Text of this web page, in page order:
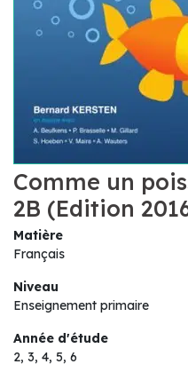
Comme un
2B (Edition
Matière
Français
Niveau
Enseignement primaire
Année d'étude
2, 3, 4, 5, 6